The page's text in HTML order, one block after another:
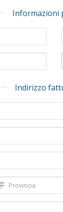
Informazioni
Indirizzo